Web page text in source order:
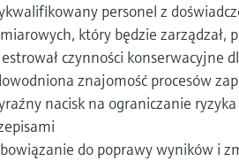
personel z
który będzie zarządzał,
czynności konserwacyjne
znajomość procesów
nacisk na ograniczanie
do poprawy wyników i